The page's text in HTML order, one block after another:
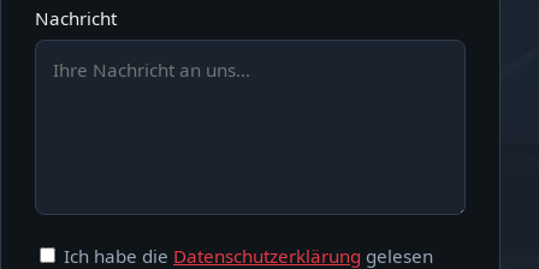
Nachricht
Ich habe die Datenschutzerklärung gelesen